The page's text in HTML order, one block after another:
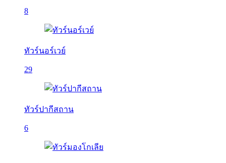
8
ทัวร์นอร์เวย์
29
ทัวร์ปากีสถาน
6